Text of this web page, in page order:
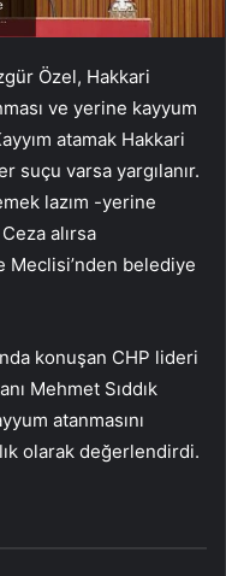
Özel, Hakkari
ve yerine kayyum
atamak Hakkari
suçu varsa yargılanır.
lazım -yerine
alırsa
belediye
konuşan CHP lideri
Mehmet Sıddık
atanmasını
olarak değerlendirdi.